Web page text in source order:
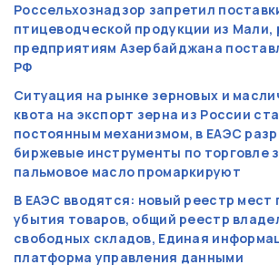
Россельхознадзор запретил
птицеводческой продукции из Мали,
предприятиям Азербайджана
РФ
Ситуация на рынке зерновых и
квота на экспорт зерна из России
постоянным механизмом, в ЕАЭС
биржевые инструменты по торговле
пальмовое масло промаркируют
В ЕАЭС вводятся: новый реестр мест
убытия товаров, общий реестр
свободных складов, Единая
платформа управления данными